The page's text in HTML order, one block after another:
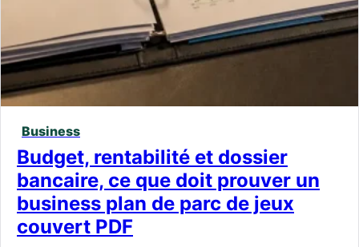
Business
Budget, rentabilité et dossier
bancaire, ce que doit prouver un
business plan de parc de jeux
couvert PDF